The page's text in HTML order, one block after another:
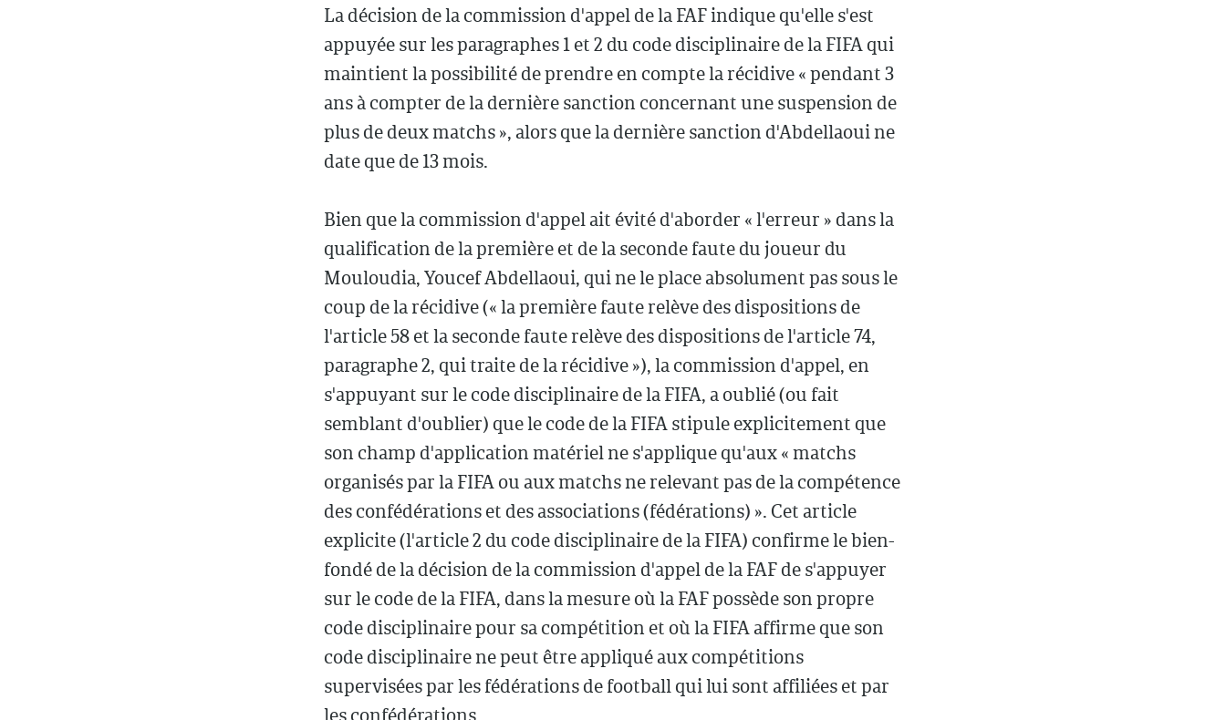
La décision de la commission d'appel de la FAF indique qu'elle s'est
appuyée sur les paragraphes 1 et 2 du code disciplinaire de la FIFA qui
maintient la possibilité de prendre en compte la récidive « pendant 3
ans à compter de la dernière sanction concernant une suspension de
plus de deux matchs », alors que la dernière sanction d'Abdellaoui ne
date que de 13 mois.
Bien que la commission d'appel ait évité d'aborder « l'erreur » dans la
qualification de la première et de la seconde faute du joueur du
Mouloudia, Youcef Abdellaoui, qui ne le place absolument pas sous le
coup de la récidive (« la première faute relève des dispositions de
l'article 58 et la seconde faute relève des dispositions de l'article 74,
paragraphe 2, qui traite de la récidive »), la commission d'appel, en
s'appuyant sur le code disciplinaire de la FIFA, a oublié (ou fait
semblant d'oublier) que le code de la FIFA stipule explicitement que
son champ d'application matériel ne s'applique qu'aux « matchs
organisés par la FIFA ou aux matchs ne relevant pas de la compétence
des confédérations et des associations (fédérations) ». Cet article
explicite (l'article 2 du code disciplinaire de la FIFA) confirme le bien-
fondé de la décision de la commission d'appel de la FAF de s'appuyer
sur le code de la FIFA, dans la mesure où la FAF possède son propre
code disciplinaire pour sa compétition et où la FIFA affirme que son
code disciplinaire ne peut être appliqué aux compétitions
supervisées par les fédérations de football qui lui sont affiliées et par